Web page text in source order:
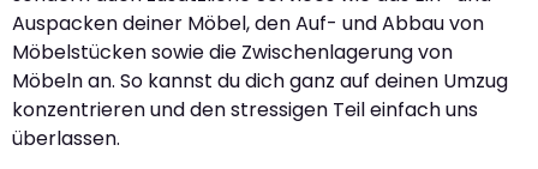
Auspacken deiner Möbel, den Auf- und Abbau von
Möbelstücken sowie die Zwischenlagerung von
Möbeln an. So kannst du dich ganz auf deinen Umzug
konzentrieren und den stressigen Teil einfach uns
überlassen.